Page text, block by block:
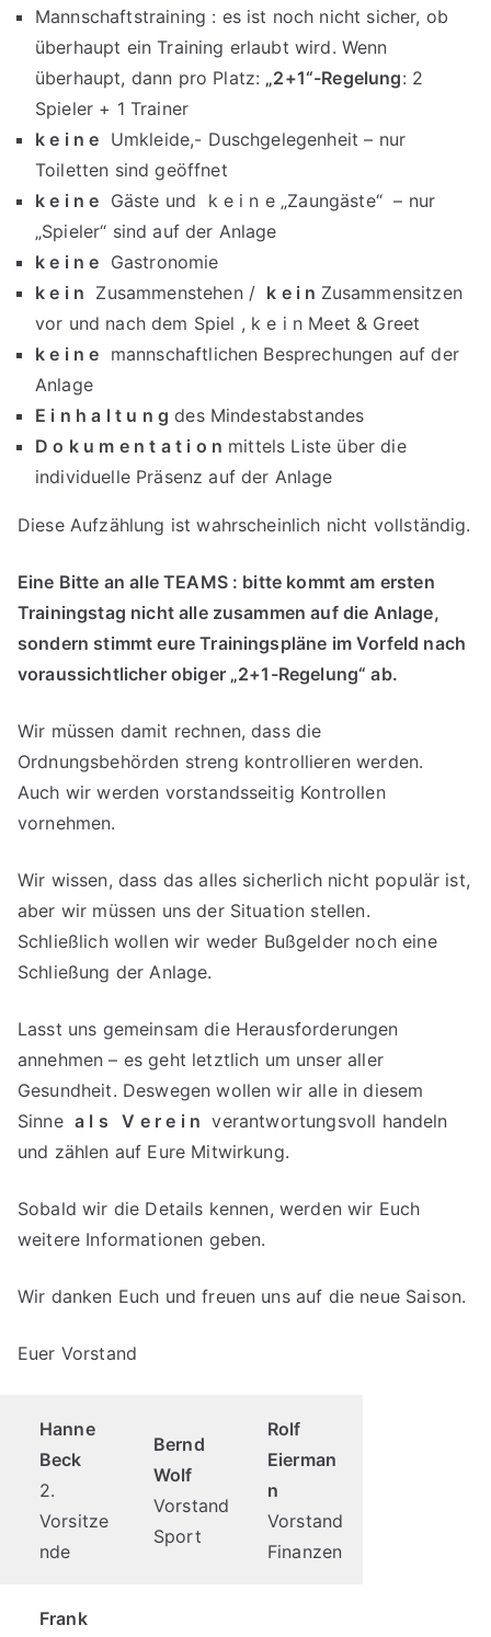
Mannschaftstraining : es ist noch nicht sicher, ob
überhaupt ein Training erlaubt wird. Wenn
überhaupt, dann pro Platz: „2+1“-Regelung: 2
Spieler + 1 Trainer
k e i n e Umkleide,- Duschgelegenheit – nur
Toiletten sind geöffnet
k e i n e Gäste und k e i n e „Zaungäste“ – nur
„Spieler“ sind auf der Anlage
k e i n e Gastronomie
k e i n Zusammenstehen / k e i n Zusammensitzen
vor und nach dem Spiel , k e i n Meet & Greet
k e i n e mannschaftlichen Besprechungen auf der
Anlage
E i n h a l t u n g des Mindestabstandes
D o k u m e n t a t i o n mittels Liste über die
individuelle Präsenz auf der Anlage
Diese Aufzählung ist wahrscheinlich nicht vollständig.
Eine Bitte an alle TEAMS : bitte kommt am ersten
Trainingstag nicht alle zusammen auf die Anlage,
sondern stimmt eure Trainingspläne im Vorfeld nach
voraussichtlicher obiger „2+1-Regelung“ ab.
Wir müssen damit rechnen, dass die
Ordnungsbehörden streng kontrollieren werden.
Auch wir werden vorstandsseitig Kontrollen
vornehmen.
Wir wissen, dass das alles sicherlich nicht populär ist,
aber wir müssen uns der Situation stellen.
Schließlich wollen wir weder Bußgelder noch eine
Schließung der Anlage.
Lasst uns gemeinsam die Herausforderungen
annehmen – es geht letztlich um unser aller
Gesundheit. Deswegen wollen wir alle in diesem
Sinnea l s V e r e i n verantwortungsvoll handeln
und zählen auf Eure Mitwirkung.
Sobald wir die Details kennen, werden wir Euch
weitere Informationen geben.
Wir danken Euch und freuen uns auf die neue Saison.
Euer Vorstand
Hanne
Beck
2.
Vorsitze
nde
Bernd
Wolf
Vorstand
Sport
Rolf
Eierman
n
Vorstand
Finanzen
Frank